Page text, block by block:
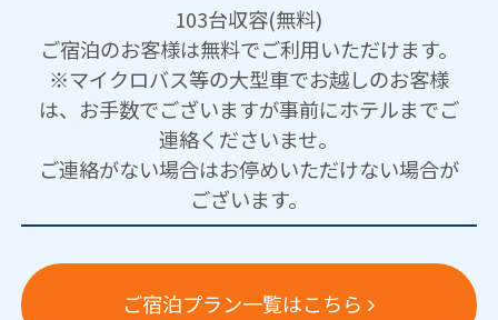
103台収容(無料)
ご宿泊のお客様は無料でご利用いただけます。
※マイクロバス等の大型車でお越しのお客様
は、お手数でございますが事前にホテルまでご
連絡くださいませ。
ご連絡がない場合はお停めいただけない場合が
ございます。
ご宿泊プラン一覧はこちら